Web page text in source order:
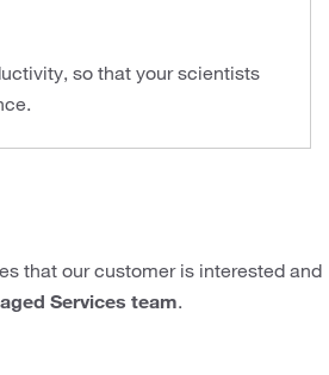
so that your scientists
that our customer is interested and
Services team.